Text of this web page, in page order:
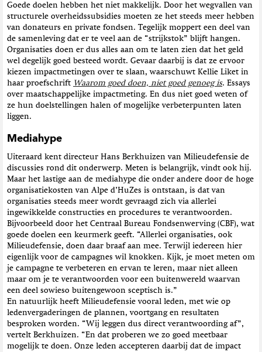
i
g
a
t
i
e
d
tGoede doelen hebben het niet makkelijk. Door het wegvallen van
structurele overheidssubsidies moeten ze het steeds meer hebben
van donateurs en private fondsen. Tegelijk moppert een deel van
de samenleving dat er te veel aan de “strijkstok” blijft hangen.
Organisaties doen er dus alles aan om te laten zien dat het geld
wel degelijk goed besteed wordt. Gevaar daarbij is dat ze ervoor
kiezen impactmetingen over te slaan, waarschuwt Kellie Liket in
haar proefschrift Waarom goed doen, niet goed genoeg is. Essays
over maatschappelijke impactmeting. En dus niet goed weten of
ze hun doelstellingen halen of mogelijke verbeterpunten laten
liggen.
Mediahype
Uiteraard kent directeur Hans Berkhuizen van Milieudefensie de
discussies rond dit onderwerp. Meten is belangrijk, vindt ook hij.
Maar het lastige aan de mediahype die onder andere door de hoge
organisatiekosten van Alpe d’HuZes is ontstaan, is dat van
organisaties steeds meer wordt gevraagd zich via allerlei
ingewikkelde constructies en procedures te verantwoorden.
Bijvoorbeeld door het Centraal Bureau Fondsenwerving (CBF), wat
goede doelen een keurmerk geeft. “Allerlei organisaties, ook
Milieudefensie, doen daar braaf aan mee. Terwijl iedereen hier
eigenlijk voor de campagnes wil knokken. Kijk, je moet meten om
je campagne te verbeteren en ervan te leren, maar niet alleen
maar om je te verantwoorden voor een buitenwereld waarvan
een deel sowieso buitengewoon sceptisch is.”
En natuurlijk heeft Milieudefensie vooral leden, met wie op
ledenvergaderingen de plannen, voortgang en resultaten
besproken worden. “Wij leggen dus direct verantwoording af”,
vertelt Berkhuizen. “En dat proberen we zo goed meetbaar
mogelijk te doen. Onze leden accepteren daarbij dat de impact